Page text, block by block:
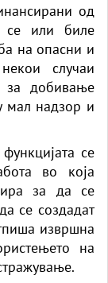
од
се или биле
на опасни и
случаи
за добивање
мал надзор и
се
во која
за да се
се создадат
извршна
на